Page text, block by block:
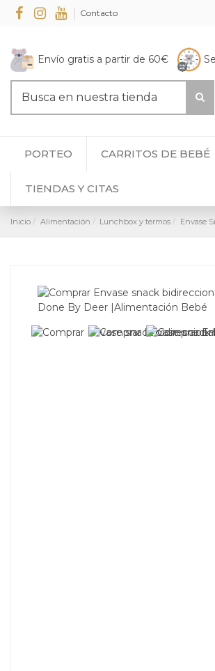
Contacto
Envío gratis a partir de 60€
PORTEO CARRITOS DE BEBÉ
TIENDAS Y CITAS
Inicio Alimentación Lunchbox y termos Envase